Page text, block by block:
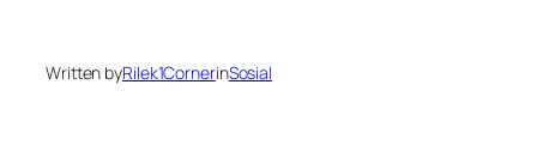
Written byRilek1CornerinSosial